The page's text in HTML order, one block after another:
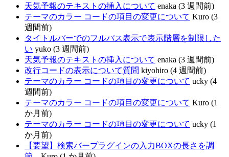
天気予報のテキストの挿入について enaka (3 週間前)
テーマのカラー コードの項目の変更について Kuro (3
週間前)
タイトルバーでのフルパス表示で表示階層を制限した
い yuko (3 週間前)
天気予報のテキストの挿入について enaka (3 週間前)
改行コードの表示について質問 kiyohiro (4 週間前)
テーマのカラー コードの項目の変更について ucky (4
週間前)
テーマのカラー コードの項目の変更について Kuro (1
か月前)
テーマのカラー コードの項目の変更について ucky (1
か月前)
【要望】検索バープラグインの入力BOXの長さを調